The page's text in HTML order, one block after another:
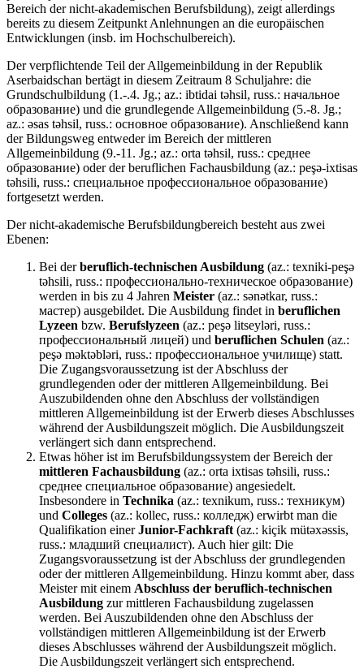
Bereich der nicht-akademischen Berufsbildung), zeigt allerdings
bereits zu diesem Zeitpunkt Anlehnungen an die europäischen
Entwicklungen (insb. im Hochschulbereich).
Der verpflichtende Teil der Allgemeinbildung in der Republik
Aserbaidschan bertägt in diesem Zeitraum 8 Schuljahre: die
Grundschulbildung (1.-.4. Jg.; az.: ibtidai təhsil, russ.: начальное
образование) und die grundlegende Allgemeinbildung (5.-8. Jg.;
az.: əsas təhsil, russ.: основное образование). Anschließend kann
der Bildungsweg entweder im Bereich der mittleren
Allgemeinbildung (9.-11. Jg.; az.: orta təhsil, russ.: среднее
образование) oder der beruflichen Fachausbildung (az.: peşə-ixtisas
təhsili, russ.: специальное профессиональное образование)
fortgesetzt werden.
Der nicht-akademische Berufsbildungbereich besteht aus zwei
Ebenen:
Bei derberuflich-technischen Ausbildung (az.: texniki-peşə
təhsili, russ.: профессионально-техническое образование)
werden in bis zu 4 Jahren Meister (az.: sənətkar, russ.:
мастер) ausgebildet. Die Ausbildung findet in beruflichen
Lyzeen bzw. Berufslyzeen (az.: peşə litseyləri, russ.:
профессиональный лицей) und beruflichen Schulen (az.:
peşə məktəbləri, russ.: профессиональное училище) statt.
Die Zugangsvoraussetzung ist der Abschluss der
grundlegenden oder der mittleren Allgemeinbildung. Bei
Auszubildenden ohne den Abschluss der vollständigen
mittleren Allgemeinbildung ist der Erwerb dieses Abschlusses
während der Ausbildungszeit möglich. Die Ausbildungszeit
verlängert sich dann entsprechend.
Etwas höher ist im Berufsbildungssystem der Bereich der
mittleren Fachausbildung (az.: orta ixtisas təhsili, russ.:
среднее специальное образование) angesiedelt.
Insbesondere in Technika (az.: texnikum, russ.: техникум)
und Colleges (az.: kollec, russ.: колледж) erwirbt man die
Qualifikation einerJunior-Fachkraft (az.: kiçik mütəxəssis,
russ.: младший специалист). Auch hier gilt: Die
Zugangsvoraussetzung ist der Abschluss der grundlegenden
oder der mittleren Allgemeinbildung. Hinzu kommt aber, dass
Meister mit einem Abschluss der beruflich-technischen
Ausbildung zur mittleren Fachausbildung zugelassen
werden. Bei Auszubildenden ohne den Abschluss der
vollständigen mittleren Allgemeinbildung ist der Erwerb
dieses Abschlusses während der Ausbildungszeit möglich.
Die Ausbildungszeit verlängert sich entsprechend.